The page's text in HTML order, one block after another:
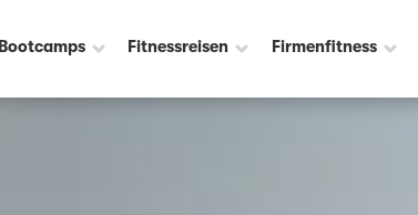
Bootcamps Fitnessreisen Firmenfitness